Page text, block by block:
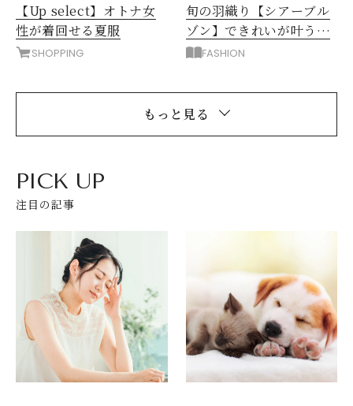
【Up select】オトナ女
性が着回せる夏服
SHOPPING
旬の羽織り【シアーブル
ゾン】できれいが叶う！
洗練＆カジュアル通勤コ
FASHION
もっと見る
PICK UP
注目の記事